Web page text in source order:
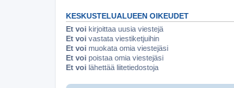
KESKUSTELUALUEEN OIKEUDET
Et voi kirjoittaa uusia viestejä
Et voi vastata viestiketjuihin
Et voi muokata omia viestejäsi
Et voi poistaa omia viestejäsi
Et voi lähettää liitetiedostoja